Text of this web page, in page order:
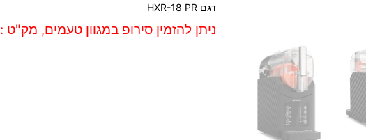
דגם HXR-18 PR
ניתן להזמין סירופ במגוון טעמים, מק"ט : 129778